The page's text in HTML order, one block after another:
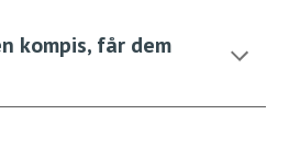
kompis, får dem